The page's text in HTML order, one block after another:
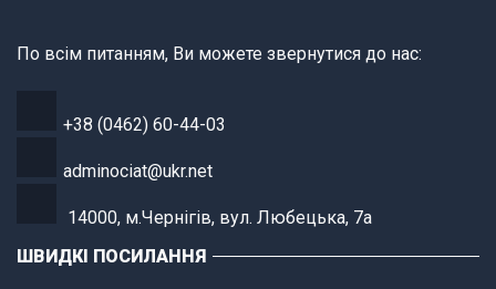
По всім питанням, Ви можете звернутися до нас:
+38 (0462) 60-44-03
adminociat@ukr.net
14000, м.Чернігів, вул. Любецька, 7а
ШВИДКІ ПОСИЛАННЯ